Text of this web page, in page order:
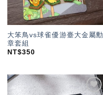
大笨鳥vs球雀優游臺大金屬勳
章套組
NT$350